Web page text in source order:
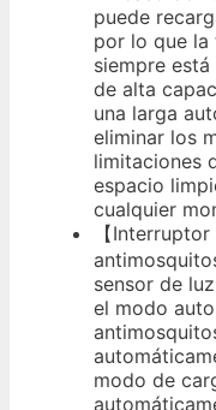
puede
por lo que la
siempre
de alta
una larga
eliminar los
limitaciones
espacio
cualquier
【
sensor de
el modo
modo de